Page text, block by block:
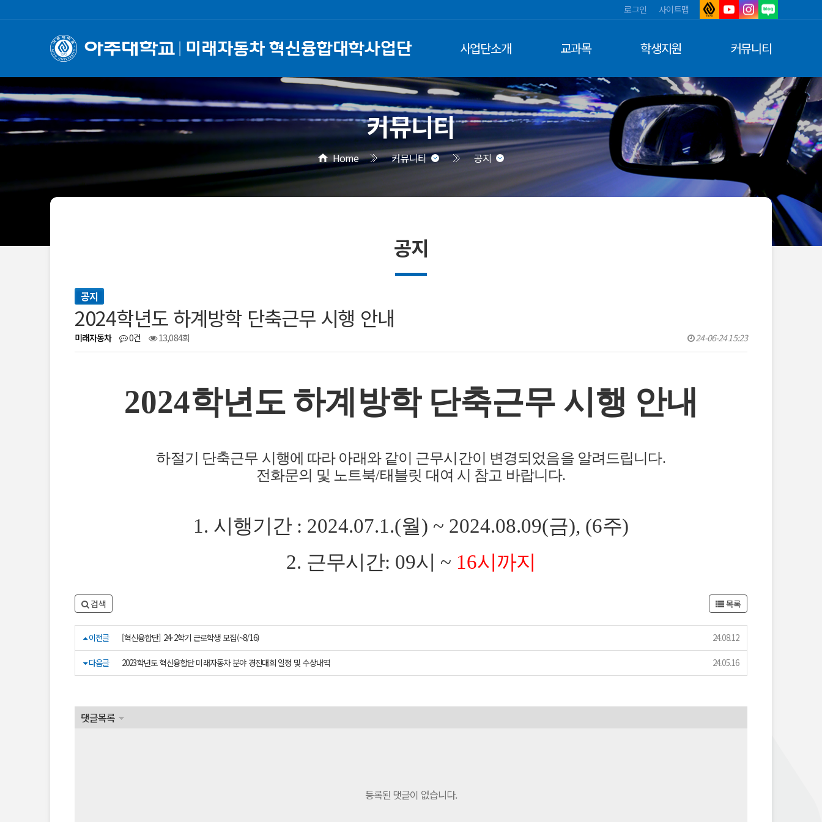
로그인 사이트맵
아 유 인
타
그
네
버
블
사업단소개 교과목 학생지원 커뮤니티
커뮤니티
Home 커뮤니티 공지
공지
공지
2024학년도 하계방학 단축근무 시행 안내
미래자동차 0건 13,084회 24-06-24 15:23
2024학년도 하계방학 단축근무 시행 안내
하절기 단축근무 시행에 따라 아래와 같이 근무시간이 변경되었음을 알려드립니다.
전화문의 및 노트북/태블릿 대여 시 참고 바랍니다.
1. 시행기간 : 2024.07.1.(월) ~ 2024.08.09(금), (6주)
2. 근무시간: 09시 ~ 16시까지
검색 목록
이전글 [혁신융합단] 24-2학기 근로학생 모집(~8/16) 24.08.12
다음글 2023학년도 혁신융합단 미래자동차 분야 경진대회 일정 및 수상내역 24.05.16
댓글목록
등록된 댓글이 없습니다.